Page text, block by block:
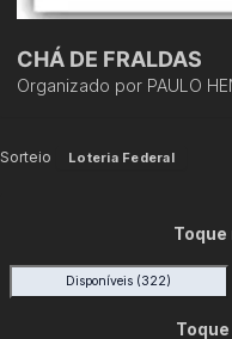
CHÁ DE FRALDAS
Organizado por PAULO
Sorteio Loteria Federal
Disponíveis (322)